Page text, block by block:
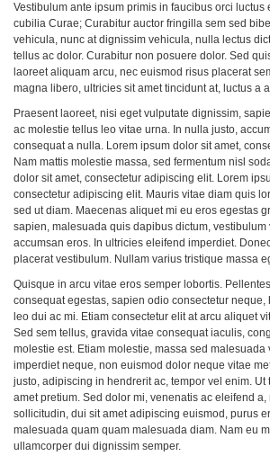
Vestibulum ante ipsum primis in faucibus orci luctus
cubilia Curae; Curabitur auctor fringilla sem sed
vehicula, nunc at dignissim vehicula, nulla lectus
tellus ac dolor. Curabitur non posuere dolor. Sed
laoreet aliquam arcu, nec euismod risus placerat
magna libero, ultricies sit amet tincidunt at, luctus a
Praesent laoreet, nisi eget vulputate dignissim,
ac molestie tellus leo vitae urna. In nulla justo,
consequat a nulla. Lorem ipsum dolor sit amet,
Nam mattis molestie massa, sed fermentum nisl
dolor sit amet, consectetur adipiscing elit. Lorem
consectetur adipiscing elit. Mauris vitae diam quis
sed ut diam. Maecenas aliquet mi eu eros egestas
sapien, malesuada quis dapibus dictum, vestibulum
accumsan eros. In ultricies eleifend imperdiet.
placerat vestibulum. Nullam varius tristique massa
Quisque in arcu vitae eros semper lobortis.
consequat egestas, sapien odio consectetur
leo dui ac mi. Etiam consectetur elit at arcu aliquet
Sed sem tellus, gravida vitae consequat iaculis,
molestie est. Etiam molestie, massa sed malesuada
imperdiet neque, non euismod dolor neque vitae
justo, adipiscing in hendrerit ac, tempor vel enim. Ut
amet pretium. Sed dolor mi, venenatis ac eleifend
sollicitudin, dui sit amet adipiscing euismod, purus
malesuada quam quam malesuada diam. Nam eu
ullamcorper dui dignissim semper.